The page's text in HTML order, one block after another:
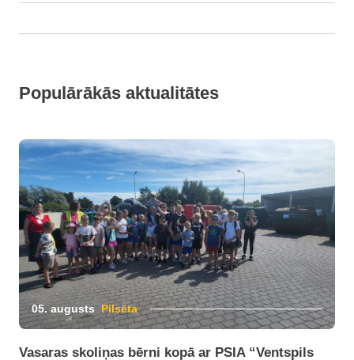
Populārākās aktualitātes
05. augusts Pilsēta
Vasaras skoliņas bērni kopā ar PSIA “Ventspils